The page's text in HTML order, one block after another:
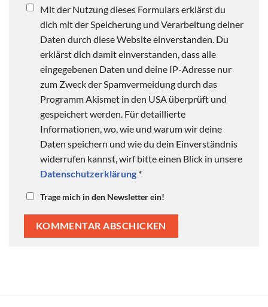
Mit der Nutzung dieses Formulars erklärst du
dich mit der Speicherung und Verarbeitung deiner
Daten durch diese Website einverstanden. Du
erklärst dich damit einverstanden, dass alle
eingegebenen Daten und deine IP-Adresse nur
zum Zweck der Spamvermeidung durch das
Programm Akismet in den USA überprüft und
gespeichert werden. Für detaillierte
Informationen, wo, wie und warum wir deine
Daten speichern und wie du dein Einverständnis
widerrufen kannst, wirf bitte einen Blick in unsere
Datenschutzerklärung *
Trage mich in den Newsletter ein!